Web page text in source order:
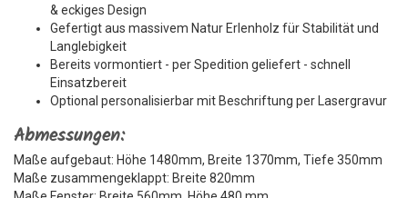
& eckiges Design
Gefertigt aus massivem Natur Erlenholz für Stabilität und
Langlebigkeit
Bereits vormontiert - per Spedition geliefert - schnell
Einsatzbereit
Optional personalisierbar mit Beschriftung per Lasergravur
Abmessungen:
Maße aufgebaut: Höhe 1480mm, Breite 1370mm, Tiefe 350mm
Maße zusammengeklappt: Breite 820mm